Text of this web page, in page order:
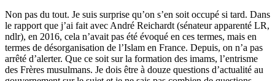
Non pas du tout. Je suis surprise qu’on s’en soit occupé si tard. Dans
le rapport que j’ai fait avec André Reichardt (sénateur apparenté LR,
ndlr), en 2016, cela n’avait pas été évoqué en ces termes, mais en
termes de désorganisation de l’Islam en France. Depuis, on n’a pas
arrêté d’alerter. Que ce soit sur la formation des imams, l’entrisme
des Frères musulmans. Je dois être à douze questions d’actualité au